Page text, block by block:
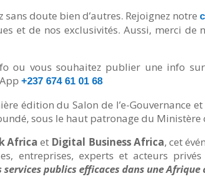
sans doute bien d’autres. Rejoignez notre
et de nos exclusivités. Aussi, merci
ou vous souhaitez publier une info
+237 674 61 01 68
édition du Salon de l’e-Gouvernance
sous le haut patronage du
Africa et Digital Business Africa, cet
entreprises, experts et acteurs
publics efficaces dans une Afrique